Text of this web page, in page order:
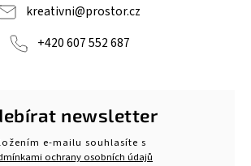
kreativni@prostor.cz
+420 607 552 687
newsletter
e-mailu souhlasíte s
ochrany osobních údajů